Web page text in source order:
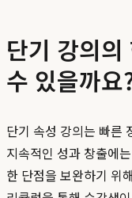
단기 강의
수 있을까요
단기 속성 강의는 빠른
지속적인 성과 창출에
한 단점을 보완하기 위